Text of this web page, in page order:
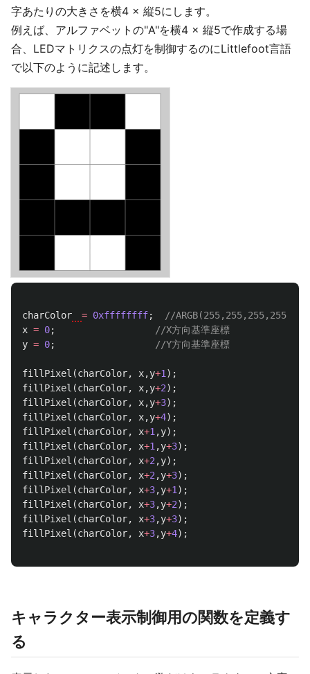
字あたりの大きさを横4 × 縦5にします。
例えば、アルファベットの"A"を横4 × 縦5で作成する場
合、LEDマトリクスの点灯を制御するのにLittlefoot言語
で以下のように記述します。
charColor = 0xffffffff;
//ARGB(255,255,255,255)=ホ
x = 0;
//X方向基準座標
y = 0; //Y方向基準座標
fillPixel (charColor, x,y+1 );
fillPixel (charColor, x,y+2);
fillPixel (charColor, x,y+3);
fillPixel (charColor, x,y+4);
fillPixel (charColor, x+1 ,y);
fillPixel (charColor, x+1 ,y+3);
fillPixel (charColor, x+2 ,y);
fillPixel (charColor, x+2 ,y+3);
fillPixel (charColor, x+3,y+1 );
fillPixel (charColor, x+3,y+2);
fillPixel (charColor, x+3,y+3);
fillPixel (charColor, x+3,y+4);
キャラクター表示制御用の関数を定義す
る